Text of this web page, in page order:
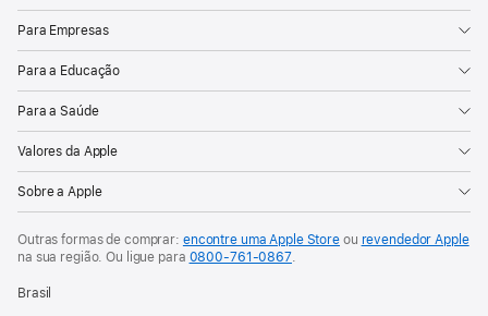
Para Empresas
Para a Educação
Para a Saúde
Valores da Apple
Sobre a Apple
Outras formas de comprar: encontre uma Apple Store ou revendedor Apple
na sua região. Ou ligue para 0800-761-0867.
Brasil